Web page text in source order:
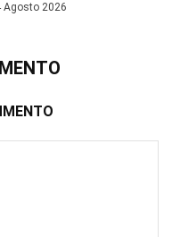
Agosto 2026